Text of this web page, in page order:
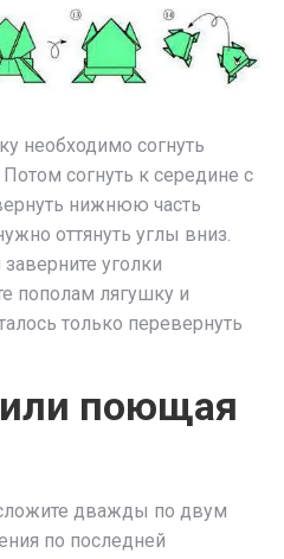
необходимо согнуть
согнуть к середине с
нижнюю часть
оттянуть углы вниз.
уголки
пополам лягушку и
только перевернуть
поющая
дважды по двум
по последней